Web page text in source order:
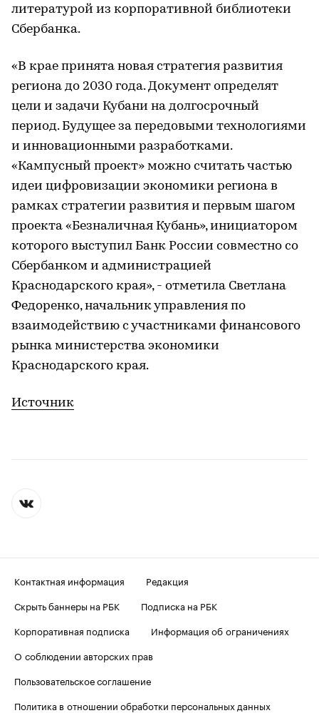
литературой из корпоративной библиотеки
Сбербанка.
«В крае принята новая стратегия развития
региона до 2030 года. Документ определят
цели и задачи Кубани на долгосрочный
период. Будущее за передовыми технологиями
и инновационными разработками.
«Кампусный проект» можно считать частью
идеи цифровизации экономики региона в
рамках стратегии развития и первым шагом
проекта «Безналичная Кубань», инициатором
которого выступил Банк России совместно со
Сбербанком и администрацией
Краснодарского края», - отметила Светлана
Федоренко, начальник управления по
взаимодействию с участниками финансового
рынка министерства экономики
Краснодарского края.
Источник
Контактная информация
Редакция
Скрыть баннеры на РБК
Подписка на РБК
Корпоративная подписка
Информация об ограничениях
О соблюдении авторских прав
Пользовательское соглашение
Политика в отношении обработки персональных данных